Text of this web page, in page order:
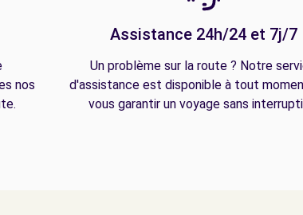
nos
Assistance 24h/24 et 7j/7
Un problème sur la route ? Notre
d'assistance est disponible à tout
vous garantir un voyage sans